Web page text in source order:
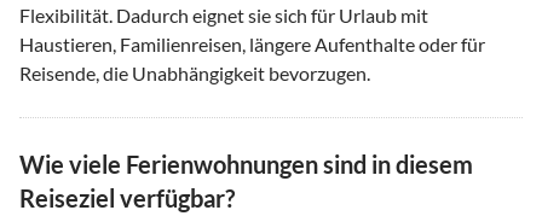
Flexibilität. Dadurch eignet sie sich für Urlaub mit
Haustieren, Familienreisen, längere Aufenthalte oder für
Reisende, die Unabhängigkeit bevorzugen.
Wie viele Ferienwohnungen sind in diesem
Reiseziel verfügbar?